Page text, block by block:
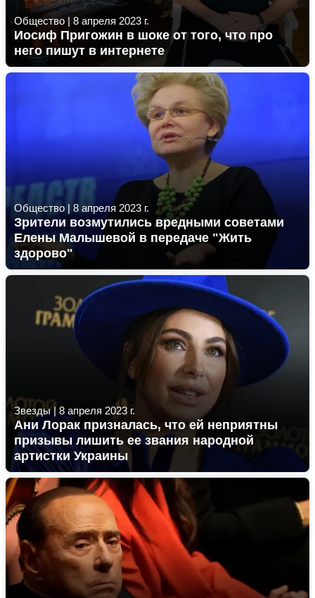
Общество | 8 апреля 2023 г.
Иосиф Пригожин в шоке от того, что про
него пишут в интернете
Общество | 8 апреля 2023 г.
Зрители возмутились вредными советами
Елены Малышевой в передаче "Жить
здорово"
Звезды| 8 апреля 2023 г.
Ани Лорак призналась, что ей неприятны
призывы лишить ее звания народной
артистки Украины